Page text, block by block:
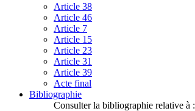
Article 38
Article 46
Article 7
Article 15
Article 23
Article 31
Article 39
Acte final
Bibliographie
Consulter la bibliographie relative à :